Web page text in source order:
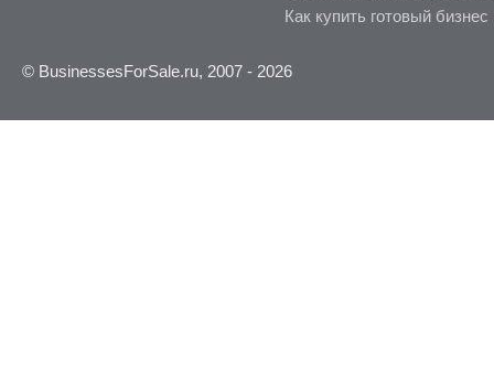
Как купить готовый бизнес
© BusinessesForSale.ru, 2007 - 2026